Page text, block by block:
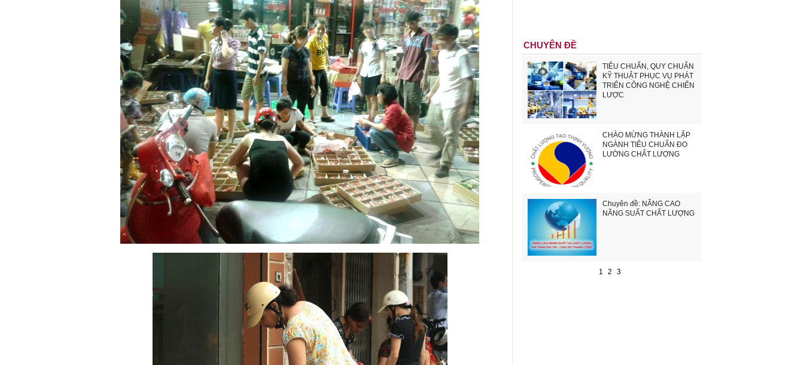
khởi nghiệp..."
CHUYÊN ĐỀ
TIÊU CHUẨN, QUY CHUẨN
KỸ THUẬT PHỤC VỤ PHÁT
TRIỂN CÔNG NGHỆ CHIẾN
LƯỢC
CHÀO MỪNG THÀNH LẬP
NGÀNH TIÊU CHUẨN ĐO
LƯỜNG CHẤT LƯỢNG
Chuyên đề: NÂNG CAO
NĂNG SUẤT CHẤT LƯỢNG
1 2 3